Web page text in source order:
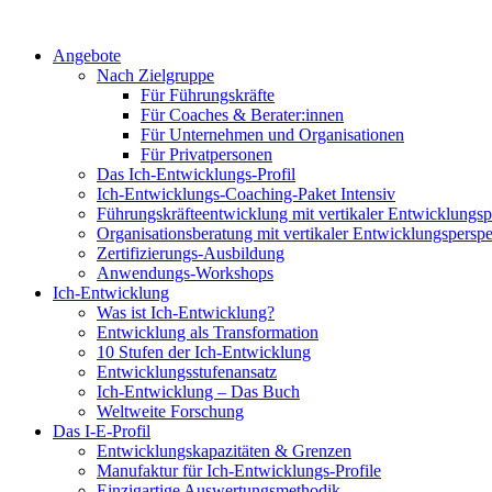
Angebote
Nach Zielgruppe
Für Führungskräfte
Für Coaches & Berater:innen
Für Unternehmen und Organisationen
Für Privatpersonen
Das Ich-Entwicklungs-Profil
Ich-Entwicklungs-Coaching-Paket Intensiv
Führungskräfteentwicklung mit vertikaler
Organisationsberatung mit vertikaler
Zertifizierungs-Ausbildung
Anwendungs-Workshops
Ich-Entwicklung
Was ist Ich-Entwicklung?
Entwicklung als Transformation
10 Stufen der Ich-Entwicklung
Entwicklungsstufenansatz
Ich-Entwicklung – Das Buch
Weltweite Forschung
Das I-E-Profil
Entwicklungskapazitäten & Grenzen
Manufaktur für Ich-Entwicklungs-Profile